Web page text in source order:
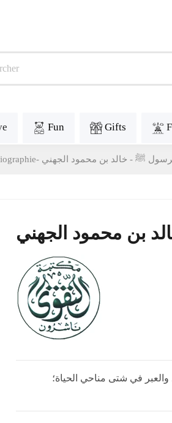
Fun Gifts
ﷺ - خالد بن محمود الجهني
بن محمود الجهني
في شتى مناحي الحياة؛